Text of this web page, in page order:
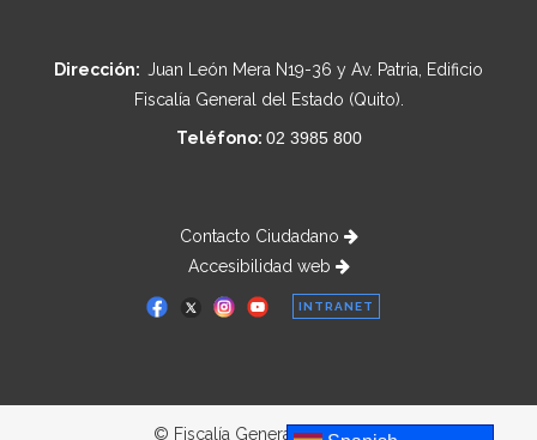
Dirección: Juan León Mera N19-36 y Av. Patria, Edificio
Fiscalía General del Estado (Quito).
Teléfono: 02 3985 800
Contacto Ciudadano
Accesibilidad web
INTRANET
© Fiscalía General del Estado